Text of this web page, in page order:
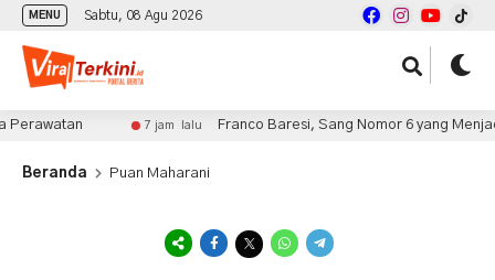
MENU Sabtu, 08 Agu 2026
7 jam lalu Franco Baresi, Sang Nomor 6 yang Menjadi
Beranda Puan Maharani